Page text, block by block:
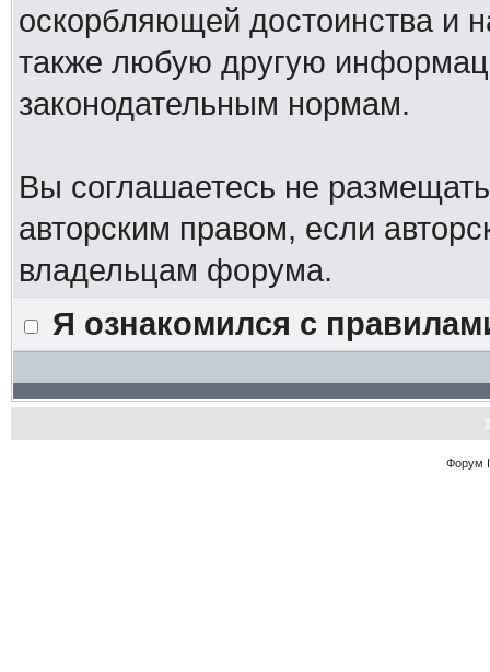
оскорбляющей достоинства и
также любую другую
законодательным нормам.
Вы соглашаетесь не
авторским правом, если
владельцам форума.
Я ознакомился с
Форум